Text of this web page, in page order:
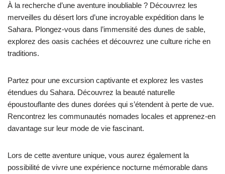
À la recherche d’une aventure inoubliable ? Découvrez les
merveilles du désert lors d’une incroyable expédition dans le
Sahara. Plongez-vous dans l’immensité des dunes de sable,
explorez des oasis cachées et découvrez une culture riche en
traditions.
Partez pour une excursion captivante et explorez les vastes
étendues du Sahara. Découvrez la beauté naturelle
époustouflante des dunes dorées qui s’étendent à perte de vue.
Rencontrez les communautés nomades locales et apprenez-en
davantage sur leur mode de vie fascinant.
Lors de cette aventure unique, vous aurez également la
possibilité de vivre une expérience nocturne mémorable dans